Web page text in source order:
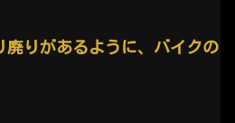
廃りがあるように、バイクの